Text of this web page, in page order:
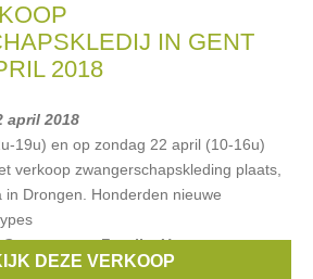
IN GENT
2018
april 2018
19u) en op zondag 22 april (10-16u)
verkoop zwangerschapskleding plaats,
in Drongen. Honderden nieuwe
Queen mum,Fragile,Un ventre pour
, ... DEZE VERKOOP